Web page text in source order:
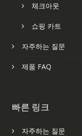
체크아웃
쇼핑 카트
자주하는 질문
제품 FAQ
빠른 링크
자주하는 질문